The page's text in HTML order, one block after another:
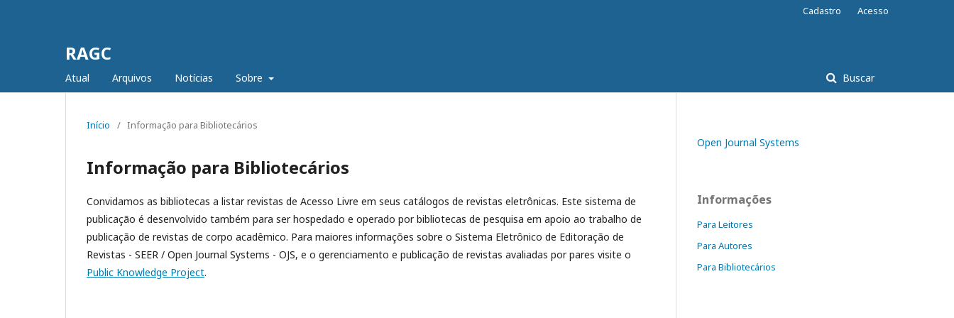
RAGC
Atual Arquivos Notícias Sobre Buscar
Cadastro Acesso
Início / Informação para Bibliotecários
Informação para Bibliotecários
Convidamos as bibliotecas a listar revistas de Acesso Livre em seus catálogos de revistas eletrônicas. Este sistema de
publicação é desenvolvido também para ser hospedado e operado por bibliotecas de pesquisa em apoio ao trabalho de
publicação de revistas de corpo acadêmico. Para maiores informações sobre o Sistema Eletrônico de Editoração de
Revistas - SEER / Open Journal Systems - OJS, e o gerenciamento e publicação de revistas avaliadas por pares visite o
Public Knowledge Project.
Open Journal Systems
Informações
Para Leitores
Para Autores
Para Bibliotecários